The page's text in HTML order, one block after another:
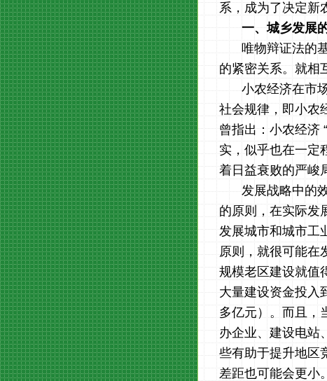
系，成为了决定新
一、城乡发展
唯物辩证法的
的紧密关系。就相
小农经济在市
社会规律，即小农
曾指出：小农经济
实，似乎也在一定
着日益衰败的严峻
发展战略中的
的原则，在实际发
发展城市和城市工
原则，就很可能在
规模老区建设就值
大量建设资金投入
多亿元）。而且，
办企业、建设电站
些有助于提升地区
差距也可能会更小